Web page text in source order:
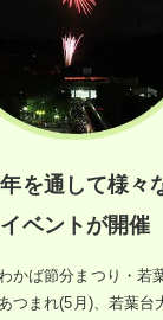
を通して様々
イベントが開催
かば節分まつり・若
つまれ(5月)、若葉台